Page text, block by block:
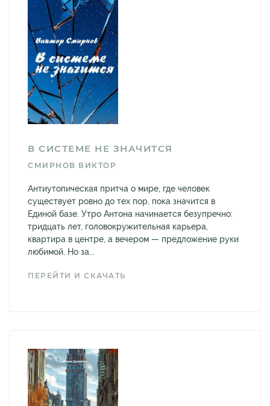
В СИСТЕМЕ НЕ ЗНАЧИТСЯ
СМИРНОВ ВИКТОР
Антиутопическая притча о мире, где человек
существует ровно до тех пор, пока значится в
Единой базе. Утро Антона начинается безупречно:
тридцать лет, головокружительная карьера,
квартира в центре, а вечером — предложение руки
любимой. Но за...
ПЕРЕЙТИ И СКАЧАТЬ